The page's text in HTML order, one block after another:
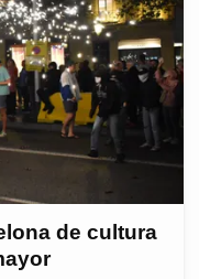
de cultura